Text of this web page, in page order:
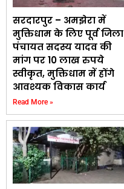
सरदारपुर – अमझेरा में
मुक्तिधाम के लिए पूर्व जिला
पंचायत सदस्य यादव की
मांग पर 10 लाख रुपये
स्वीकृत, मुक्तिधाम में होंगे
आवश्यक विकास कार्य
Read More »